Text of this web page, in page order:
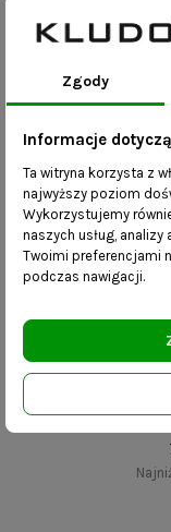
Industrialna
Zgody
Informacje
Ta witryna korzysta z
najwyższy poziom
Wykorzystujemy
naszych usług,
Twoimi preferencjami
podczas nawigacji.